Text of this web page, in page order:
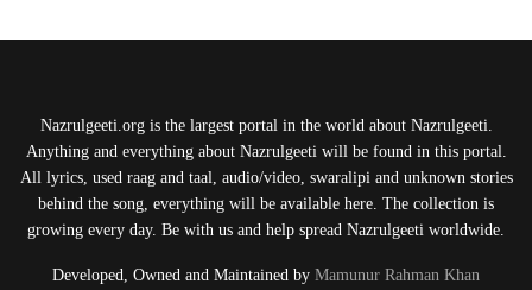
Nazrulgeeti.org is the largest portal in the world about Nazrulgeeti.
Anything and everything about Nazrulgeeti will be found in this portal.
All lyrics, used raag and taal, audio/video, swaralipi and unknown stories
behind the song, everything will be available here. The collection is
growing every day. Be with us and help spread Nazrulgeeti worldwide.
Developed, Owned and Maintained by Mamunur Rahman Khan